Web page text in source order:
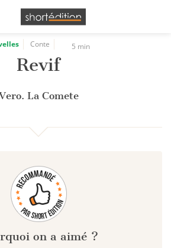
cookies
Conte 5 min
Revif
La Comete
on a aimé ?